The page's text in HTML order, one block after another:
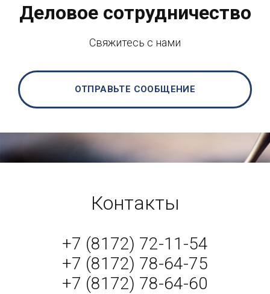
Деловое сотрудничество
Свяжитесь с нами
ОТПРАВЬТЕ СООБЩЕНИЕ
Контакты
+7 (8172) 72-11-54
+7 (8172) 78-64-75
+7 (8172) 78-64-60